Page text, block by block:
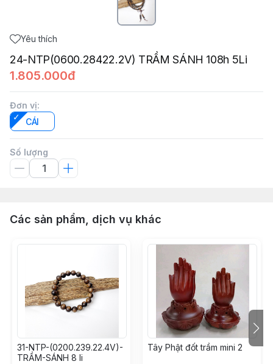
Yêu thích
24-NTP(0600.28422.2V) TRẦM SÁNH 108h 5Li
1.805.000đ
Đơn vị:
CÁI
Số lượng
Các sản phẩm, dịch vụ khác
31-NTP-(0200.239.22.4V)-
TRẦM-SÁNH 8 li
Tây Phật đốt trầm mini 2